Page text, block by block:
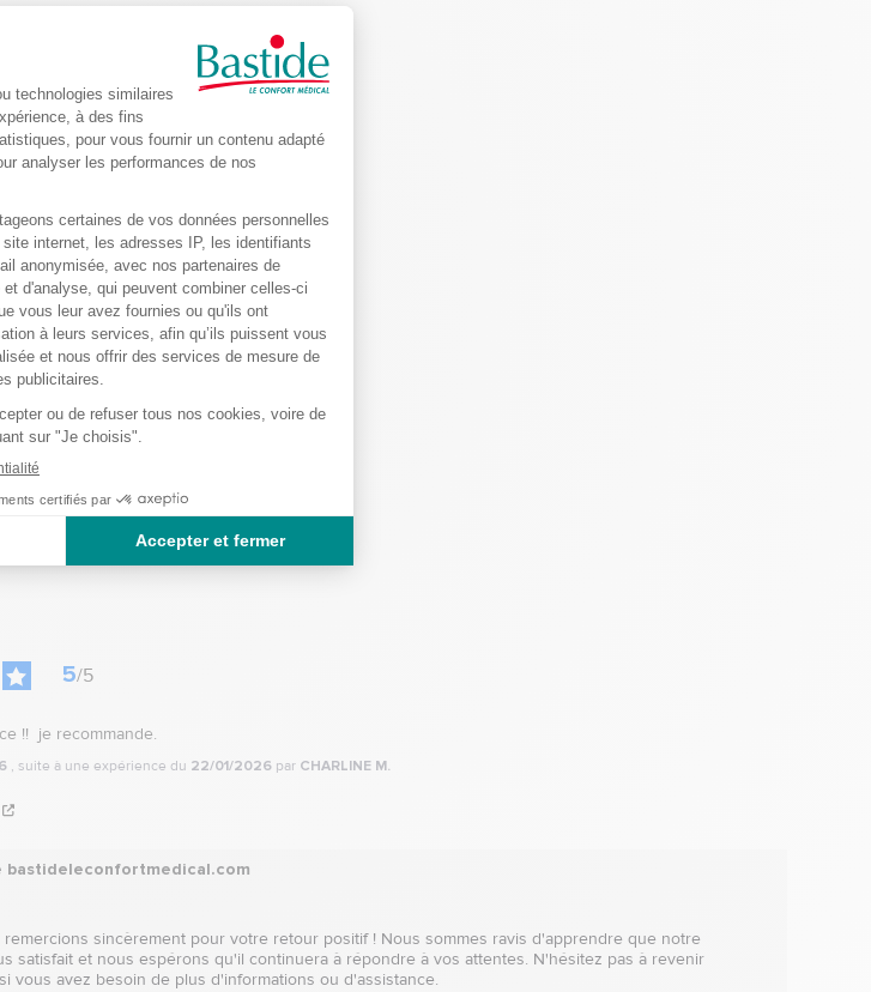
usage unique ou une microfibre.
muqueuses.
5/5
!!  je recommande.
, suite à une expérience du 22/01/2026 par CHARLINE M.
bastideleconfortmedical.com
remercions sincèrement pour votre retour positif ! Nous sommes ravis d'apprendre que notre
satisfait et nous espérons qu'il continuera à répondre à vos attentes. N'hésitez pas à revenir
vous avez besoin de plus d'informations ou d'assistance.